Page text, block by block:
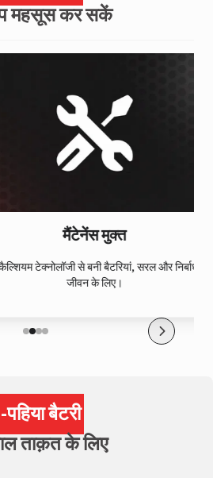
महसूस कर सकें
मैंटेनेंस मुक्त
से बनी बैटरियां, सरल और निर्बाध बैटरी
बैटरी
ताक़त के लिए